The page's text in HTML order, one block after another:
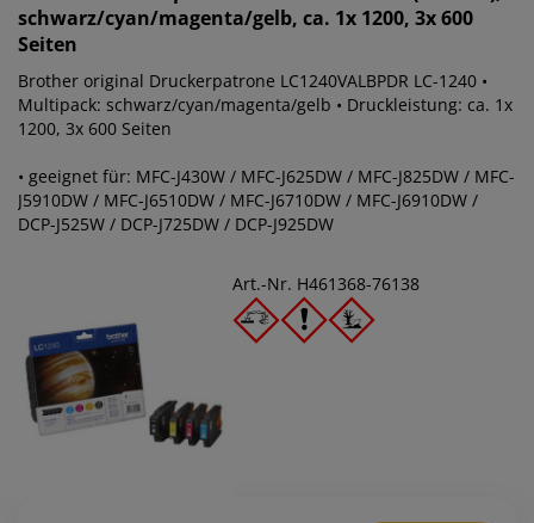
schwarz/cyan/magenta/gelb, ca. 1x 1200, 3x 600
Seiten
Brother original Druckerpatrone LC1240VALBPDR LC-1240 •
Multipack: schwarz/cyan/magenta/gelb • Druckleistung: ca. 1x
1200, 3x 600 Seiten
• geeignet für: MFC-J430W / MFC-J625DW / MFC-J825DW / MFC-
J5910DW / MFC-J6510DW / MFC-J6710DW / MFC-J6910DW /
DCP-J525W / DCP-J725DW / DCP-J925DW
Art.-Nr. H461368-76138